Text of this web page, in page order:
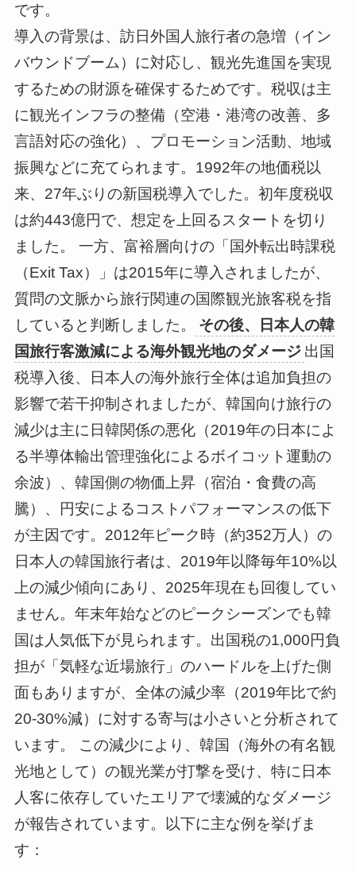
です。
導入の背景は、訪日外国人旅行者の急増（イン
バウンドブーム）に対応し、観光先進国を実現
するための財源を確保するためです。税収は主
に観光インフラの整備（空港・港湾の改善、多
言語対応の強化）、プロモーション活動、地域
振興などに充てられます。1992年の地価税以
来、27年ぶりの新国税導入でした。初年度税収
は約443億円で、想定を上回るスタートを切り
ました。 一方、富裕層向けの「国外転出時課税
（Exit Tax）」は2015年に導入されましたが、
質問の文脈から旅行関連の国際観光旅客税を指
していると判断しました。
その後、日本人の韓
国旅行客激減による海外観光地のダメージ 出国
税導入後、日本人の海外旅行全体は追加負担の
影響で若干抑制されましたが、韓国向け旅行の
減少は主に日韓関係の悪化（2019年の日本によ
る半導体輸出管理強化によるボイコット運動の
余波）、韓国側の物価上昇（宿泊・食費の高
騰）、円安によるコストパフォーマンスの低下
が主因です。2012年ピーク時（約352万人）の
日本人の韓国旅行者は、2019年以降毎年10%以
上の減少傾向にあり、2025年現在も回復してい
ません。年末年始などのピークシーズンでも韓
国は人気低下が見られます。出国税の1,000円負
担が「気軽な近場旅行」のハードルを上げた側
面もありますが、全体の減少率（2019年比で約
20-30%減）に対する寄与は小さいと分析されて
います。 この減少により、韓国（海外の有名観
光地として）の観光業が打撃を受け、特に日本
人客に依存していたエリアで壊滅的なダメージ
が報告されています。以下に主な例を挙げま
す：